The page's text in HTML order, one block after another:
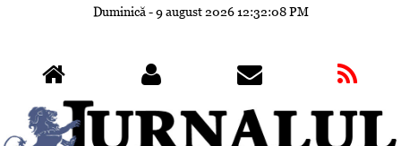
Duminică - 9 august 202612:32:09 PM